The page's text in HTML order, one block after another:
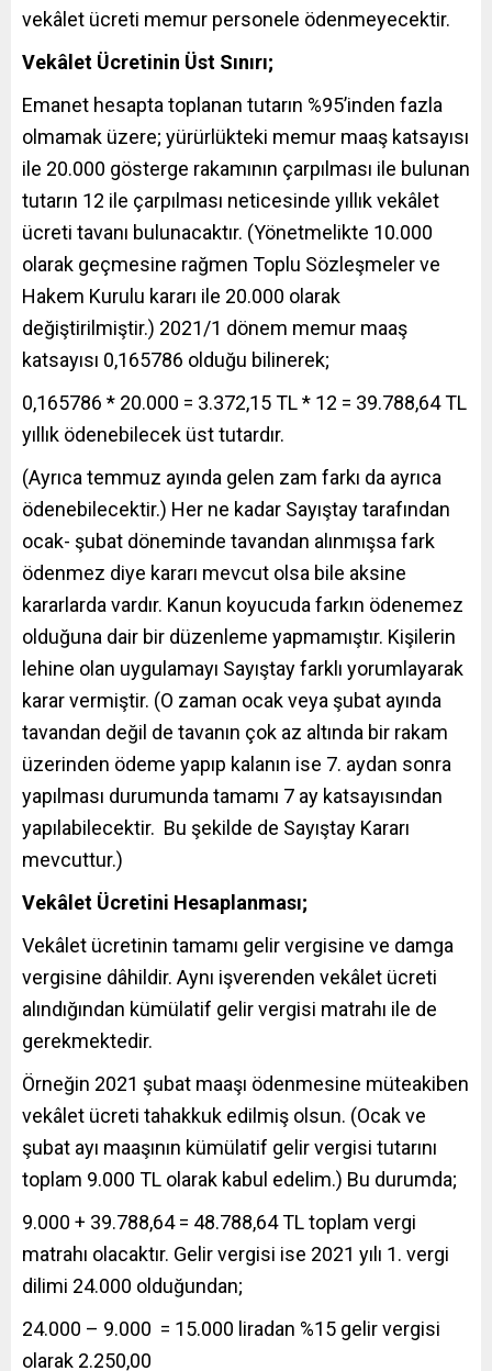
vekâlet ücreti memur personele ödenmeyecektir.
Vekâlet Ücretinin Üst Sınırı;
Emanet hesapta toplanan tutarın %95’inden fazla
olmamak üzere; yürürlükteki memur maaş katsayısı
ile 20.000 gösterge rakamının çarpılması ile bulunan
tutarın 12 ile çarpılması neticesinde yıllık vekâlet
ücreti tavanı bulunacaktır. (Yönetmelikte 10.000
olarak geçmesine rağmen Toplu Sözleşmeler ve
Hakem Kurulu kararı ile 20.000 olarak
değiştirilmiştir.) 2021/1 dönem memur maaş
katsayısı 0,165786 olduğu bilinerek;
0,165786 * 20.000 = 3.372,15 TL * 12 = 39.788,64 TL
yıllık ödenebilecek üst tutardır.
(Ayrıca temmuz ayında gelen zam farkı da ayrıca
ödenebilecektir.) Her ne kadar Sayıştay tarafından
ocak- şubat döneminde tavandan alınmışsa fark
ödenmez diye kararı mevcut olsa bile aksine
kararlarda vardır. Kanun koyucuda farkın ödenemez
olduğuna dair bir düzenleme yapmamıştır. Kişilerin
lehine olan uygulamayı Sayıştay farklı yorumlayarak
karar vermiştir. (O zaman ocak veya şubat ayında
tavandan değil de tavanın çok az altında bir rakam
üzerinden ödeme yapıp kalanın ise 7. aydan sonra
yapılması durumunda tamamı 7 ay katsayısından
yapılabilecektir. Bu şekilde de Sayıştay Kararı
mevcuttur.)
Vekâlet Ücretini Hesaplanması;
Vekâlet ücretinin tamamı gelir vergisine ve damga
vergisine dâhildir. Aynı işverenden vekâlet ücreti
alındığından kümülatif gelir vergisi matrahı ile de
gerekmektedir.
Örneğin 2021 şubat maaşı ödenmesine müteakiben
vekâlet ücreti tahakkuk edilmiş olsun. (Ocak ve
şubat ayı maaşının kümülatif gelir vergisi tutarını
toplam 9.000 TL olarak kabul edelim.) Bu durumda;
9.000 + 39.788,64 = 48.788,64 TL toplam vergi
matrahı olacaktır. Gelir vergisi ise 2021 yılı 1. vergi
dilimi 24.000 olduğundan;
24.000 – 9.000 = 15.000 liradan %15 gelir vergisi
olarak 2.250,00